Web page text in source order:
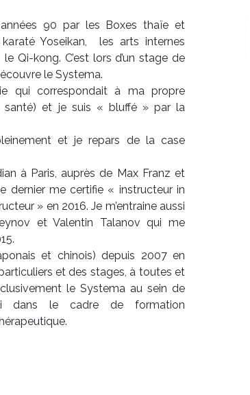
90 par les Boxes thaïe et
Yoseikan, les arts internes
Qi-kong. C’est lors d’un stage de
le Systema.
qui correspondait à ma propre
santé) et je suis « bluffé » par la
et je repars de la case
à Paris, auprès de Max Franz et
dernier me certifie « instructeur in
» en 2016. Je m’entraine aussi
et Valentin Talanov qui me
et chinois) depuis 2007 en
et des stages, à toutes et
le Systema au sein de
dans le cadre de formation